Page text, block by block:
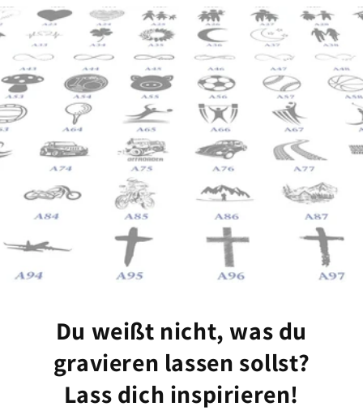
Du weißt nicht, was du
gravieren lassen sollst?
Lass dich inspirieren!